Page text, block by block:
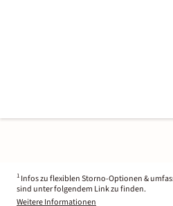
1 Infos zu flexiblen Storno-Optionen &
sind unter folgendem Link zu finden.
Weitere Informationen